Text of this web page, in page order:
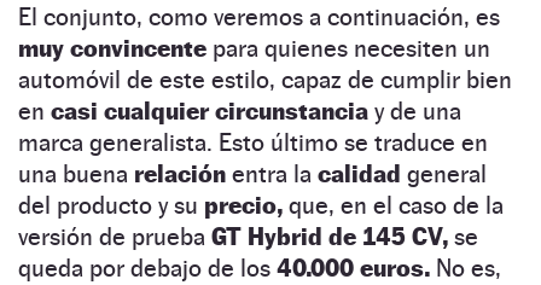
El conjunto, como veremos a continuación, es
muy convincente para quienes necesiten un
automóvil de este estilo, capaz de cumplir bien
en casi cualquier circunstancia y de una
marca generalista. Esto último se traduce en
una buena relación entra la calidad general
del producto y su precio, que, en el caso de la
versión de prueba GT Hybrid de 145 CV, se
queda por debajo de los 40.000 euros. No es,